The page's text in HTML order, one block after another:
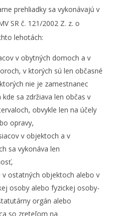
prehliadky sa vykonávajú v
SR č. 121/2002 Z. z. o
lehotách:
v obytných domoch a v
v ktorých sú len občasné
nie je zamestnanec
kde sa zdržiava len občas v
obvykle len na účely
opravy,
v objektoch a v
sa vykonáva len
v ostatných objektoch alebo v
osoby alebo fyzickej osoby-
orgán alebo
so zreteľom na